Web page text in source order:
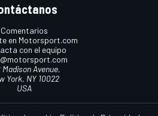
Comentarios
en Motorsport.com
con el equipo
Madison Avenue,
York, NY 10022
USA